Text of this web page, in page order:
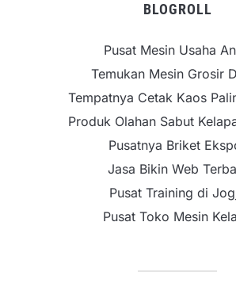
BLOGROLL
Pusat Mesin Usaha
Temukan Mesin Grosir
Tempatnya Cetak Kaos
Produk Olahan Sabut
Pusatnya Briket
Jasa Bikin Web
Pusat Training di
Pusat Toko Mesin